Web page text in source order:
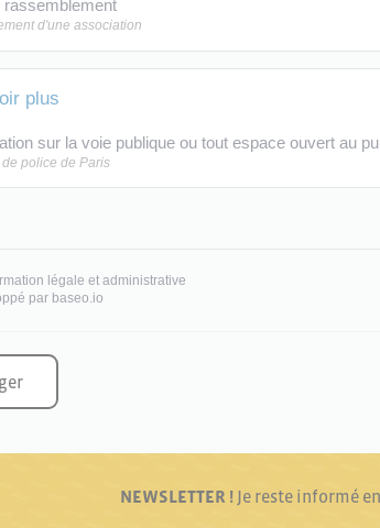
rassemblement
d'une association
plus
sur la voie publique ou tout espace ouvert au
police de Paris
légale et administrative
par baseo.io
NEWSLETTER !Je reste informé